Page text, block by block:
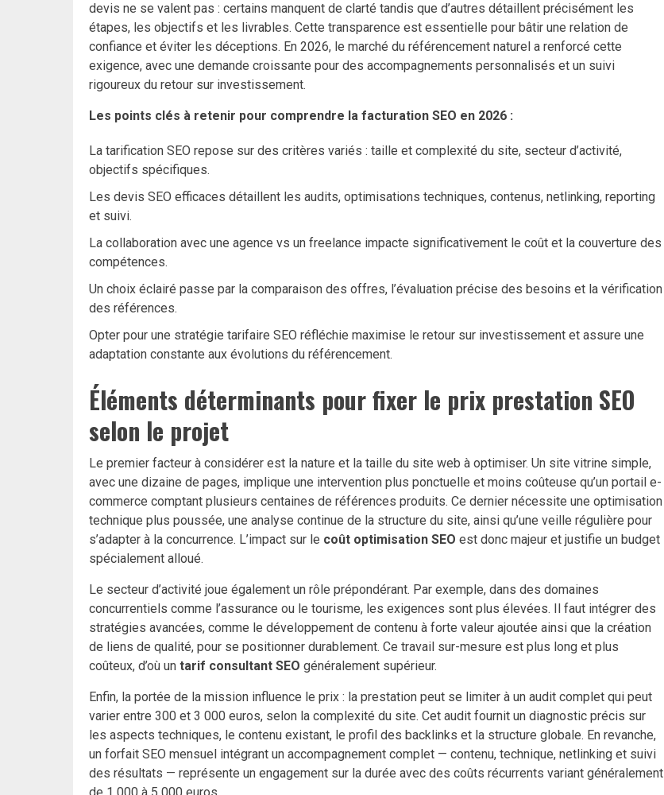
devis ne se valent pas : certains manquent de clarté tandis que d’autres détaillent précisément les
étapes, les objectifs et les livrables. Cette transparence est essentielle pour bâtir une relation de
confiance et éviter les déceptions. En 2026, le marché du référencement naturel a renforcé cette
exigence, avec une demande croissante pour des accompagnements personnalisés et un suivi
rigoureux du retour sur investissement.
Les points clés à retenir pour comprendre la facturation SEO en 2026 :
La tarification SEO repose sur des critères variés : taille et complexité du site, secteur d’activité,
objectifs spécifiques.
Les devis SEO efficaces détaillent les audits, optimisations techniques, contenus, netlinking, reporting
et suivi.
La collaboration avec une agence vs un freelance impacte significativement le coût et la couverture des
compétences.
Un choix éclairé passe par la comparaison des offres, l’évaluation précise des besoins et la vérification
des références.
Opter pour une stratégie tarifaire SEO réfléchie maximise le retour sur investissement et assure une
adaptation constante aux évolutions du référencement.
Éléments déterminants pour fixer le prix prestation SEO
selon le projet
Le premier facteur à considérer est la nature et la taille du site web à optimiser. Un site vitrine simple,
avec une dizaine de pages, implique une intervention plus ponctuelle et moins coûteuse qu’un portail e-
commerce comptant plusieurs centaines de références produits. Ce dernier nécessite une optimisation
technique plus poussée, une analyse continue de la structure du site, ainsi qu’une veille régulière pour
s’adapter à la concurrence. L’impact sur le coût optimisation SEO est donc majeur et justifie un budget
spécialement alloué.
Le secteur d’activité joue également un rôle prépondérant. Par exemple, dans des domaines
concurrentiels comme l’assurance ou le tourisme, les exigences sont plus élevées. Il faut intégrer des
stratégies avancées, comme le développement de contenu à forte valeur ajoutée ainsi que la création
de liens de qualité, pour se positionner durablement. Ce travail sur-mesure est plus long et plus
coûteux, d’où un tarif consultant SEO généralement supérieur.
Enfin, la portée de la mission influence le prix : la prestation peut se limiter à un audit complet qui peut
varier entre 300 et 3 000 euros, selon la complexité du site. Cet audit fournit un diagnostic précis sur
les aspects techniques, le contenu existant, le profil des backlinks et la structure globale. En revanche,
un forfait SEO mensuel intégrant un accompagnement complet — contenu, technique, netlinking et suivi
des résultats — représente un engagement sur la durée avec des coûts récurrents variant généralement